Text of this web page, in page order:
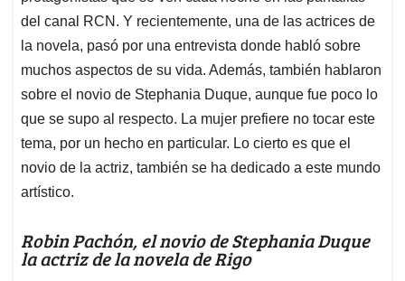
del canal RCN. Y recientemente, una de las actrices de
la novela, pasó por una entrevista donde habló sobre
muchos aspectos de su vida. Además, también hablaron
sobre el novio de Stephania Duque, aunque fue poco lo
que se supo al respecto. La mujer prefiere no tocar este
tema, por un hecho en particular. Lo cierto es que el
novio de la actriz, también se ha dedicado a este mundo
artístico.
Robin Pachón, el novio de Stephania Duque
la actriz de la novela de Rigo